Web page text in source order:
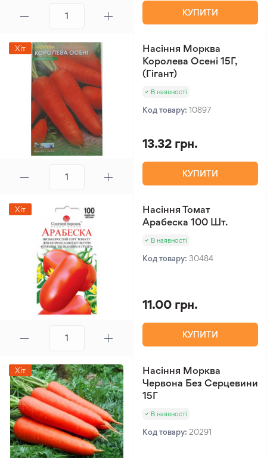
КУПИТИ
Хіт
Насіння Морква
Королева Осені 15Г,
(Гігант)
В наявності
Код товару: 10897
13.32 грн.
КУПИТИ
Хіт
Насіння Томат
Арабеска 100 Шт.
В наявності
Код товару: 30484
11.00 грн.
КУПИТИ
Хіт
Насіння Морква
Червона Без Серцевини
15Г
В наявності
Код товару: 20291